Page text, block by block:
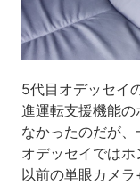
5代目オデッセイ
進運転支援機能
なかったのだが
オデッセイではホ
以前の単眼カメ